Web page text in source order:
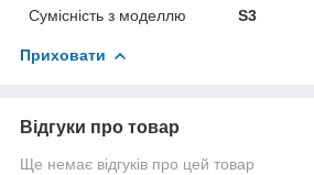
Сумісність з моделлю
S3
Приховати
Відгуки про товар
Ще немає відгуків про цей товар